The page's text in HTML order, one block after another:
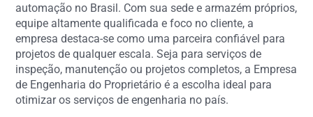
automação no Brasil. Com sua sede e armazém próprios,
equipe altamente qualificada e foco no cliente, a
empresa destaca-se como uma parceira confiável para
projetos de qualquer escala. Seja para serviços de
inspeção, manutenção ou projetos completos, a Empresa
de Engenharia do Proprietário é a escolha ideal para
otimizar os serviços de engenharia no país.